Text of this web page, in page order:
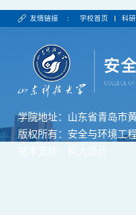
友情链接 : 学校首页 科
学院地址：山东省青岛市
版权所有：安全与环境工